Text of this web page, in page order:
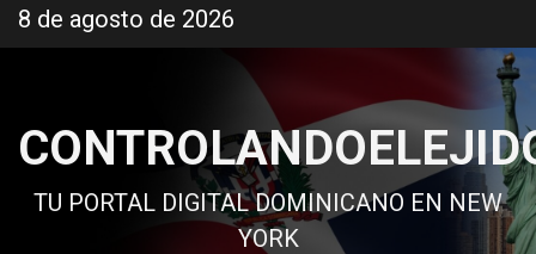
al
8 de agosto de 2026
TU PORTAL DIGITAL DOMINICANO EN NEW
YORK